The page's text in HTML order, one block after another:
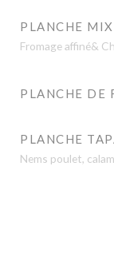
PLANCHE
Fromage affiné&
PLANCHE DE
PLANCHE
Nems poulet,